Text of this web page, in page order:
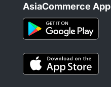
AsiaCommerce App